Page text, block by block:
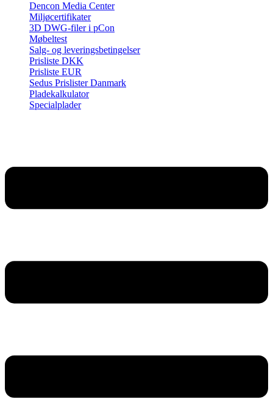
Dencon Media Center
Miljøcertifikater
3D DWG-filer i pCon
Møbeltest
Salg- og leveringsbetingelser
Prisliste DKK
Prisliste EUR
Sedus Prislister Danmark
Pladekalkulator
Specialplader